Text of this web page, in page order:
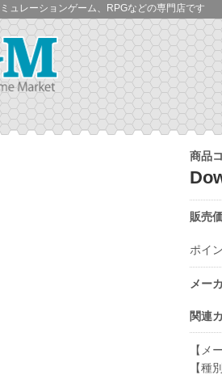
ュレーションゲーム、RPGなどの専門店です
商品
販売
ポイ
メー
関連
【メ
【種